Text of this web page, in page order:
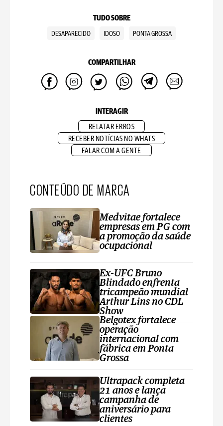
TUDO SOBRE
DESAPARECIDO IDOSO PONTA GROSSA
COMPARTILHAR
INTERAGIR
RELATAR ERROS
RECEBER NOTÍCIAS NO WHATS
FALAR COM A GENTE
CONTEÚDO DE MARCA
Medvitae fortalece
empresas em PG com
a promoção da saúde
ocupacional
Ex-UFC Bruno
Blindado enfrenta
tricampeão mundial
Arthur Lins no CDL
Show
Belgotex fortalece
operação
internacional com
fábrica em Ponta
Grossa
Ultrapack completa
21 anos e lança
campanha de
aniversário para
clientes